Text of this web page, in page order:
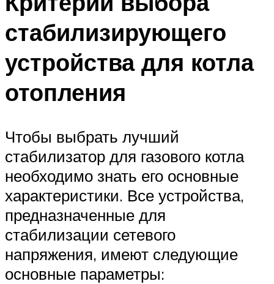
стабилизирующего
устройства для котла
отопления
Чтобы выбрать лучший
стабилизатор для газового котла
необходимо знать его основные
характеристики. Все устройства,
предназначенные для
стабилизации сетевого
напряжения, имеют следующие
основные параметры: